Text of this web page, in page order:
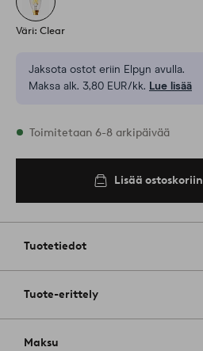
Väri: Clear
Jaksota ostot eriin Elpyn avulla.
Maksa alk. 3,80 EUR/kk. Lue lisää
Varastossa
Toimitetaan 6-8 arkipäivää
Lisää ostoskoriin
Tuotetiedot
Tuote-erittely
Maksu